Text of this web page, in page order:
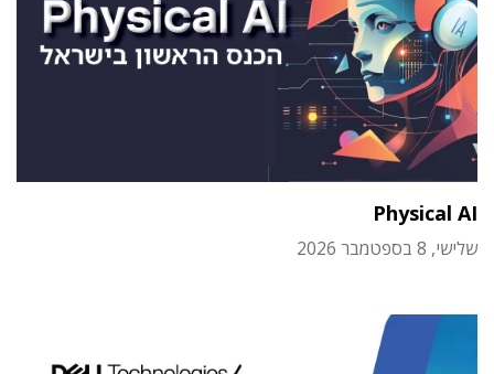
Physical AI
שלישי, 8 בספטמבר 2026